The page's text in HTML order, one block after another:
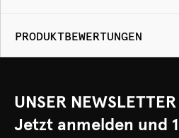
PRODUKTBEWERTUNGEN
UNSER
Jetzt anmelden und